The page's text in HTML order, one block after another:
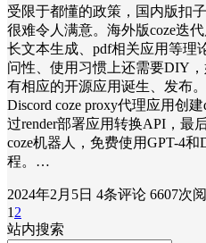
受限于都懂的政策，国内版扣
很难令人满意。海外版coze迭代
长文本生成、pdf相关应用等理
问性、使用习惯上还需要DIY
有相应的开源应用诞生、发布
Discord coze proxy代理应用创
过render部署应用转换API，最
coze机器人，免费使用GPT-4
程。…
2024年2月5日 4条评论 6607次
1 2
站内搜索